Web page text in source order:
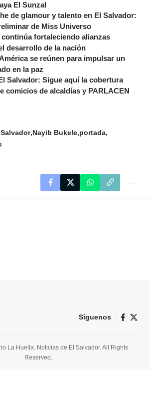
El Sunzal
de glamour y talento en El Salvador:
de Miss Universo
fortaleciendo alianzas
desarrollo de la nación
se reúnen para impulsar un
en la paz
Salvador: Sigue aquí la cobertura
comicios de alcaldías y PARLACEN
Nayib Bukele portada
Síguenos
La Huella. Noticias de El Salvador. All Rights
Reserved.